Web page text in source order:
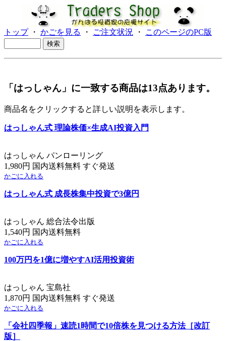
トップ・ かごを見る ・ ご注文状況 ・ このページのPC版
「はっしゃん」に一致する商品は13点あります。
商品名をクリックすると詳しい説明を表示します。
はっしゃん式 理論株価×生成AI投資入門
はっしゃん パンローリング
1,980円 国内送料無料 すぐ発送
かごに入れる
はっしゃん式 成長株集中投資で3億円
はっしゃん 総合法令出版
1,540円 国内送料無料
かごに入れる
100万円を1億に増やすAI活用投資術
はっしゃん 宝島社
1,870円 国内送料無料 すぐ発送
かごに入れる
「会社四季報」速読1時間で10倍株を見つける方法［改訂
版］